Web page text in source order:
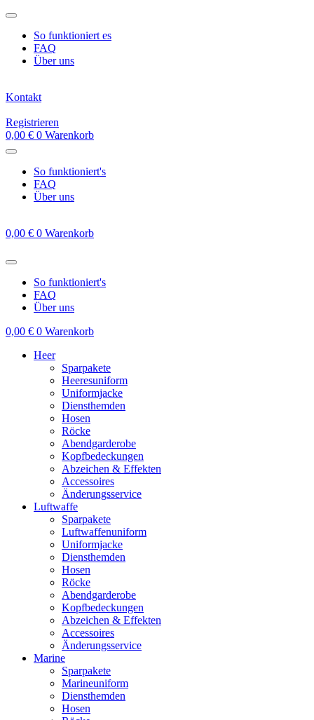
Zum
springenSo funktioniert es
FAQ
Über uns
Kontakt
Registrieren
0,00 € 0 Warenkorb
So funktioniert's
FAQ
Über uns
0,00 € 0 Warenkorb
So funktioniert's
FAQ
Über uns
0,00 € 0 Warenkorb
Heer
Sparpakete
Heeresuniform
Uniformjacke
Diensthemden
Hosen
Röcke
Abendgarderobe
Kopfbedeckungen
Abzeichen & Effekten
Accessoires
Änderungsservice
Luftwaffe
Sparpakete
Luftwaffenuniform
Uniformjacke
Diensthemden
Hosen
Röcke
Abendgarderobe
Kopfbedeckungen
Abzeichen & Effekten
Accessoires
Änderungsservice
Marine
Sparpakete
Marineuniform
Diensthemden
Hosen